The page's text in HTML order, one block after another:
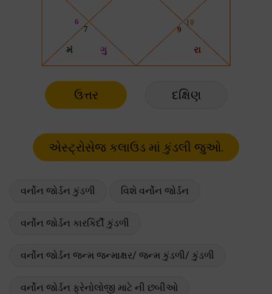
ઉત્તર દક્ષિણ
વર્નોન જોર્ડન કુંડળી વિશે વર્નોન જોર્ડન
વર્નોન જોર્ડન કારકિર્દી કુંડળી
વર્નોન જોર્ડન જન્મ જન્માક્ષર/ જન્મ કુંડળી/ કુંડળી
વર્નોન જોર્ડન ફ્રેનોલોજી માટે ની છબીઓ